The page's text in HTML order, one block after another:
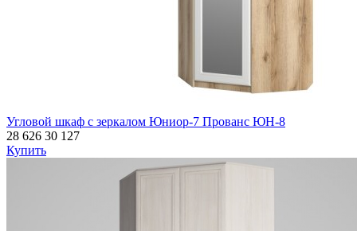
Угловой шкаф с зеркалом Юниор-7 Прованс ЮН-8
28 626 30 127
Купить